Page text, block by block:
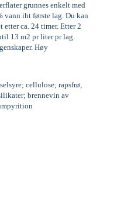
grunnes enkelt med
vann iht første lag. Du kan
etter ca. 24 timer. Etter 2
13 m2 pr liter pr lag.
Høy
cellulose; rapsfrø,
brennevin av